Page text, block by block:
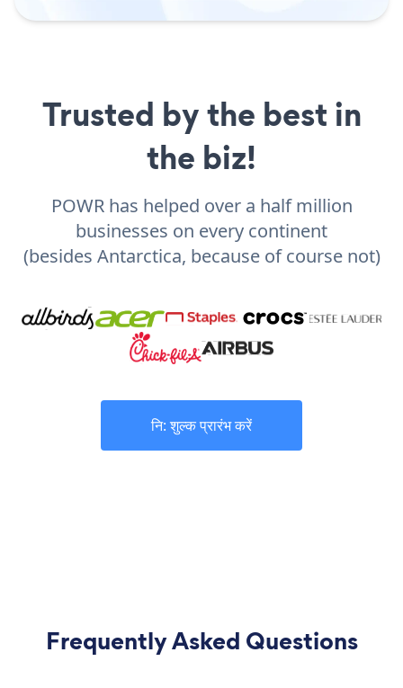
Trusted by the best in
the biz!
POWR has helped over a half million
businesses on every continent
(besides Antarctica, because of course not)
नि: शुल्क प्रारंभ करें
Frequently Asked Questions